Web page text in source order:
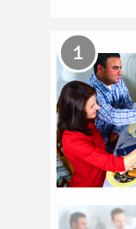
1